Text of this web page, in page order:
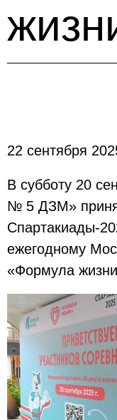
22 сентября
В субботу 20
№ 5 ДЗМ»
Спартакиады-
ежегодному
«Формула